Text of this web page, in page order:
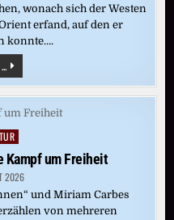
wonach sich der Westen
erfand, auf den er
konnte….
WENN
DAS
ORIENTALISMUS
IST,
DANN
BITTE
MEHR
DAVON
Kampf um Freiheit
2026
und Miriam Carbes
von mehreren